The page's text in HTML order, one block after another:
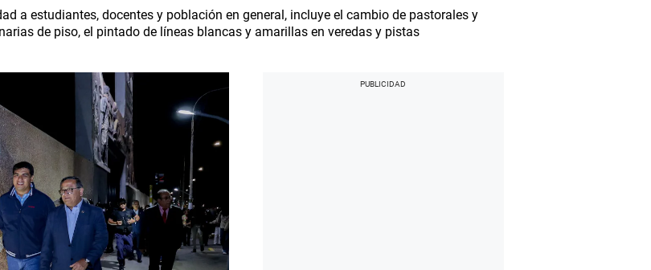
a estudiantes, docentes y población en general, incluye el cambio de pastorales y
de piso, el pintado de líneas blancas y amarillas en veredas y pistas